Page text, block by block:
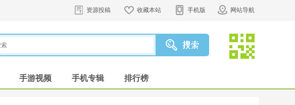
资源投稿 收藏本站 手机版 网站导航
手游视频 手机专辑 排行榜